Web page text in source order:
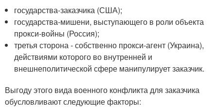
государства-заказчика (США);
государства-мишени, выступающего в роли объекта
прокси-войны (Россия);
третья сторона - собственно прокси-агент (Украина),
действиями которого во внутренней и
внешнеполитической сфере манипулирует заказчик.
Выгоду этого вида военного конфликта для заказчика
обусловливают следующие факторы: